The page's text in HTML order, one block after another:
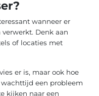
wanneer er
Denk aan
of locaties met
er is, maar ook hoe
een probleem
kijken naar een